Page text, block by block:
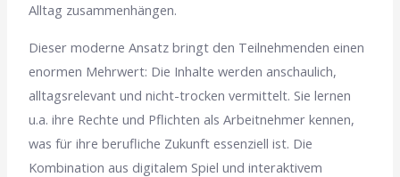
Alltag zusammenhängen.
Dieser moderne Ansatz bringt den Teilnehmenden einen
enormen Mehrwert: Die Inhalte werden anschaulich,
alltagsrelevant und nicht-trocken vermittelt. Sie lernen
u.a. ihre Rechte und Pflichten als Arbeitnehmer kennen,
was für ihre berufliche Zukunft essenziell ist. Die
Kombination aus digitalem Spiel und interaktivem